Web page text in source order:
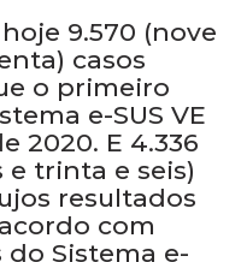
9.570 (nove
casos
o primeiro
e-SUS VE
2020. E 4.336
trinta e seis)
resultados
com
Sistema e-